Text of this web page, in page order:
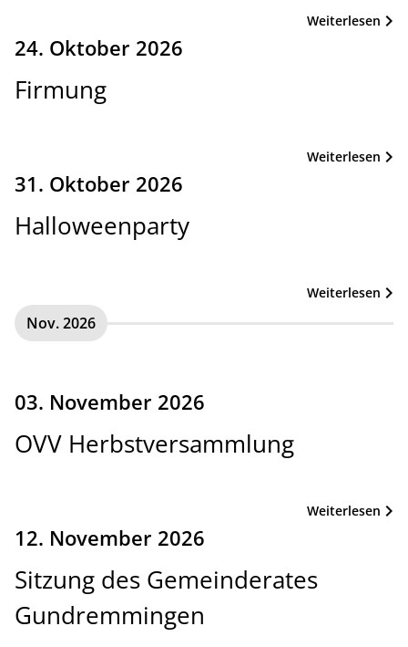
Weiterlesen
24. Oktober 2026
Firmung
Weiterlesen
31. Oktober 2026
Halloweenparty
Weiterlesen
Nov. 2026
03. November 2026
OVV Herbstversammlung
Weiterlesen
12. November 2026
Sitzung des Gemeinderates
Gundremmingen